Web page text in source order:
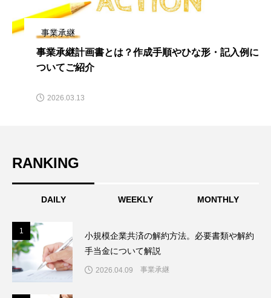
事業承継
事業承継計画書とは？作成手順やひな形・記入例に
ついてご紹介
2026.03.13
RANKING
DAILY WEEKLY MONTHLY
1
小規模企業共済の解約方法。必要書類や解約
手当金について解説
2026.04.09 事業承継